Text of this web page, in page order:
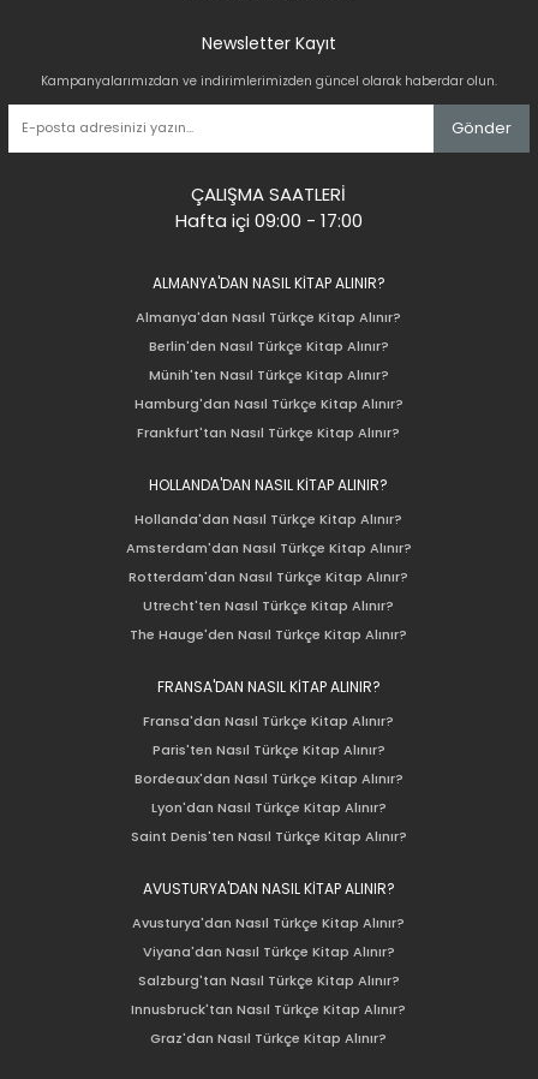
Newsletter Kayıt
Kampanyalarımızdan ve indirimlerimizden güncel olarak haberdar olun.
Gönder
ÇALIŞMA SAATLERİ
Hafta içi 09:00 - 17:00
ALMANYA'DAN NASIL KİTAP ALINIR?
Almanya'dan Nasıl Türkçe Kitap Alınır?
Berlin'den Nasıl Türkçe Kitap Alınır?
Münih'ten Nasıl Türkçe Kitap Alınır?
Hamburg'dan Nasıl Türkçe Kitap Alınır?
Frankfurt'tan Nasıl Türkçe Kitap Alınır?
HOLLANDA'DAN NASIL KİTAP ALINIR?
Hollanda'dan Nasıl Türkçe Kitap Alınır?
Amsterdam'dan Nasıl Türkçe Kitap Alınır?
Rotterdam'dan Nasıl Türkçe Kitap Alınır?
Utrecht'ten Nasıl Türkçe Kitap Alınır?
The Hauge'den Nasıl Türkçe Kitap Alınır?
FRANSA'DAN NASIL KİTAP ALINIR?
Fransa'dan Nasıl Türkçe Kitap Alınır?
Paris'ten Nasıl Türkçe Kitap Alınır?
Bordeaux'dan Nasıl Türkçe Kitap Alınır?
Lyon'dan Nasıl Türkçe Kitap Alınır?
Saint Denis'ten Nasıl Türkçe Kitap Alınır?
AVUSTURYA'DAN NASIL KİTAP ALINIR?
Avusturya'dan Nasıl Türkçe Kitap Alınır?
Viyana'dan Nasıl Türkçe Kitap Alınır?
Salzburg'tan Nasıl Türkçe Kitap Alınır?
Innusbruck'tan Nasıl Türkçe Kitap Alınır?
Graz'dan Nasıl Türkçe Kitap Alınır?